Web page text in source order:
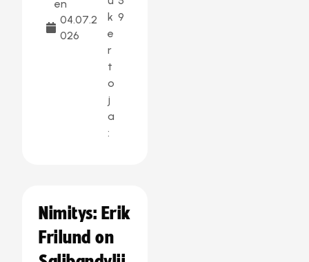
en
04.07.2
026
k
e
r
t
o
j
a
:
9
Nimitys: Erik
Frilund on